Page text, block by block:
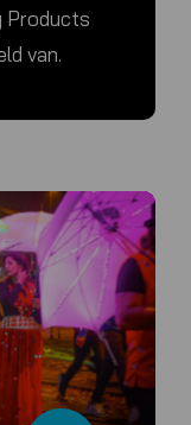
Products
van.